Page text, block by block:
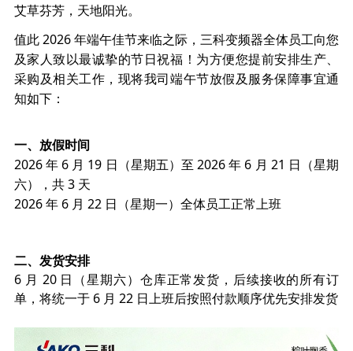
艾草芬芳，天地阳光。
值此 2026 年端午佳节来临之际，三科变频器全体员工向您
及家人致以最诚挚的节日祝福！为方便您提前安排生产、
采购及相关工作，现将我司端午节放假及服务保障事宜通
知如下：
一、放假时间
2026 年 6 月 19 日（星期五）至 2026 年 6 月 21 日（星期
六），共 3 天
2026 年 6 月 22 日（星期一）全体员工正常上班
二、发货安排
6 月 20 日（星期六）仓库正常发货 ，后续接收的所有订
单，将统一于 6 月 22 日上班后按照付款顺序优先安排发货